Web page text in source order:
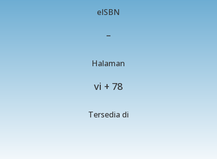
eISBN
–
Halaman
vi + 78
Tersedia di